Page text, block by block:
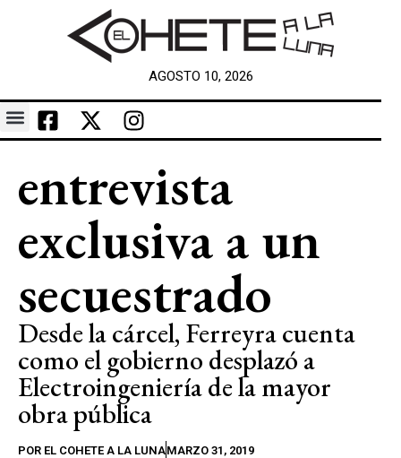
AGOSTO 10, 2026
entrevista
exclusiva a un
secuestrado
Desde la cárcel, Ferreyra cuenta
como el gobierno desplazó a
Electroingeniería de la mayor
obra pública
POR EL COHETE A LA LUNAMARZO 31, 2019